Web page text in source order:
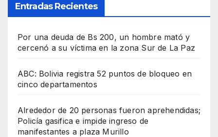
Entradas Recientes
Por una deuda de Bs 200, un hombre mató y
cercenó a su víctima en la zona Sur de La Paz
ABC: Bolivia registra 52 puntos de bloqueo en
cinco departamentos
Alrededor de 20 personas fueron aprehendidas;
Policía gasifica e impide ingreso de
manifestantes a plaza Murillo